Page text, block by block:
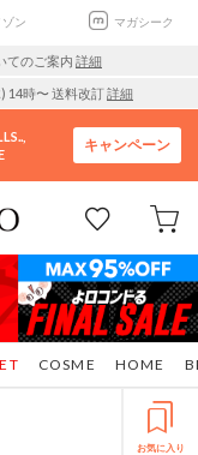
ゾン マガシーク
てのご案内 詳細
) 14時〜 送料改訂詳細
キャンペーン
COSME HOME
お気に入り